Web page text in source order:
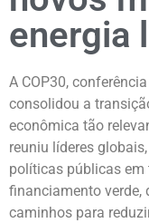
energia
A COP30,
consolidou a
econômica tão
reuniu líderes
políticas públicas em
financiamento verde,
caminhos para